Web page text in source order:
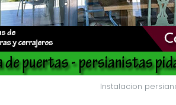
Instalacion